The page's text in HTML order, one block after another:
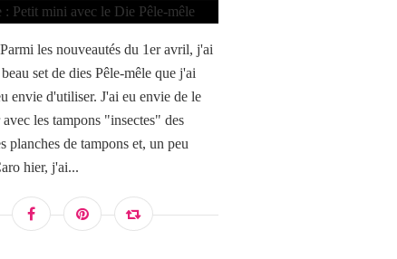
les nouveautés du 1er avril, j'ai
set de dies Pêle-mêle que j'ai
envie d'utiliser. J'ai eu envie de le
les tampons "insectes" des
planches de tampons et, un peu
hier, j'ai...